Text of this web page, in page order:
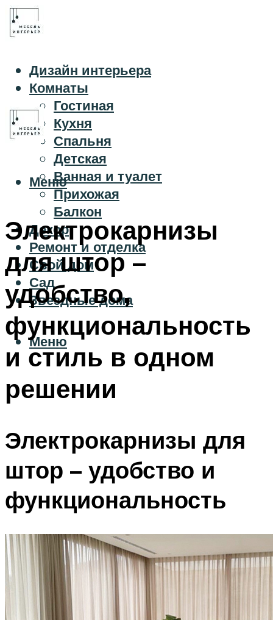
Дизайн интерьера
Комнаты
Гостиная
Кухня
Спальня
Детская
Ванная и туалет
Прихожая
Балкон
Декор
Ремонт и отделка
Свой дом
Сад
Звездные дома
Меню
Меню
Электрокарнизы
для штор –
удобство,
функциональность
и стиль в одном
решении
Электрокарнизы для
штор – удобство и
функциональность